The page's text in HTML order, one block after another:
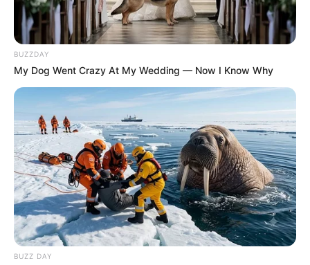
BUZZDAY
My Dog Went Crazy At My Wedding — Now I Know Why
BUZZ DAY